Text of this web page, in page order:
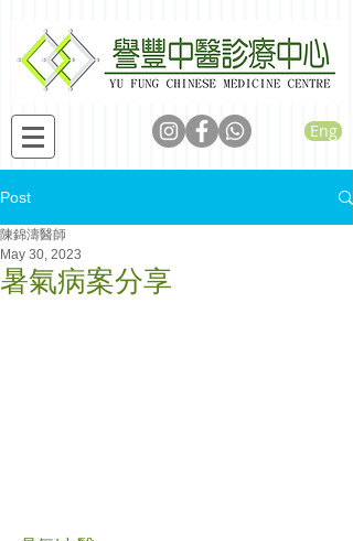
Eng
Post
暑氣病案分享
陳錦濤醫師
May 30, 2023